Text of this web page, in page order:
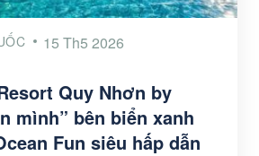
15 Th5 2026
Quy Nhơn by
mình” bên biển xanh
Fun siêu hấp dẫn